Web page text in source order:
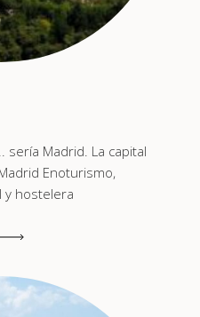
sería Madrid. La capital
Enoturismo,
y hostelera